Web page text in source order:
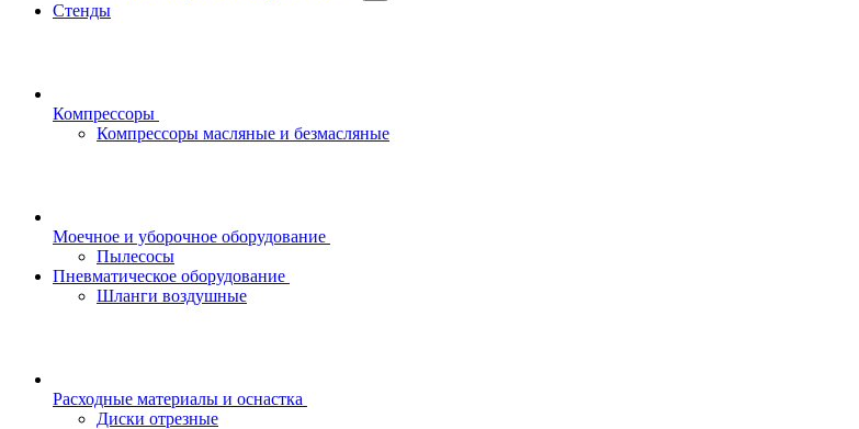
Стенды
Компрессоры
Компрессоры масляные и безмасляные
Моечное и уборочное оборудование
Пылесосы
Пневматическое оборудование
Шланги воздушные
Расходные материалы и оснастка
Диски отрезные